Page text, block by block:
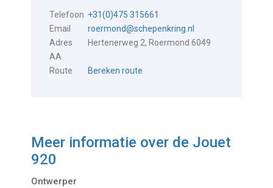
Telefoon +31(0)475 315661
Email
roermond@schepenkring.nl
Adres
Hertenerweg 2, Roermond 6049
AA
Route
Bereken route
Meer informatie over de Jouet
920
Ontwerper